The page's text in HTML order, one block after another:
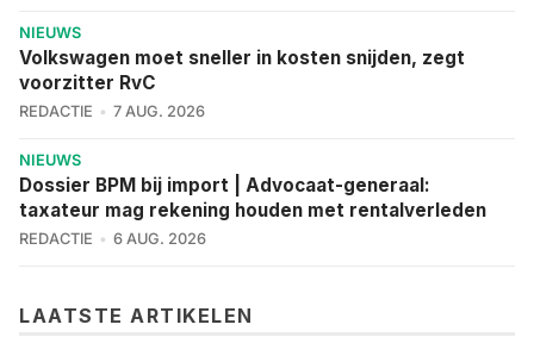
NIEUWS
Volkswagen moet sneller in kosten snijden, zegt
voorzitter RvC
REDACTIE 7 AUG. 2026
NIEUWS
Dossier BPM bij import | Advocaat-generaal:
taxateur mag rekening houden met rentalverleden
REDACTIE 6 AUG. 2026
LAATSTE ARTIKELEN